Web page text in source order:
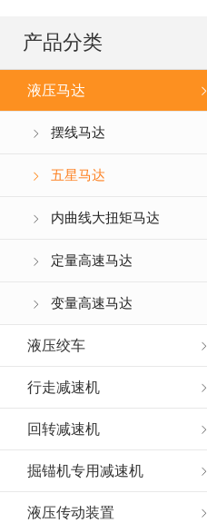
产品分类
液压马达
摆线马达
五星马达
内曲线大扭矩马达
定量高速马达
变量高速马达
液压绞车
行走减速机
回转减速机
掘锚机专用减速机
液压传动装置